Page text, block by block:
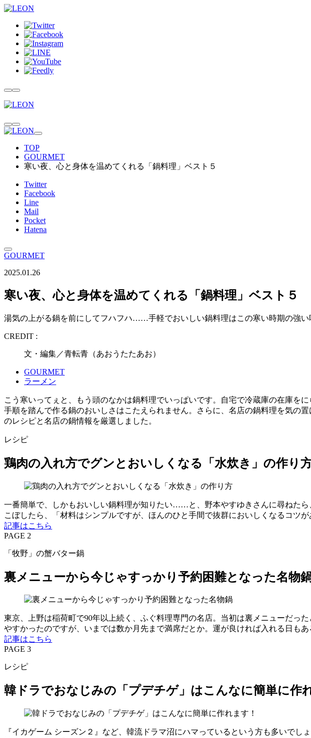
TOP
GOURMET
寒い夜、心と身体を温めてくれる「鍋料理」ベスト５
Twitter
Facebook
Line
Mail
Pocket
Hatena
GOURMET
2025.01.26
寒い夜、心と身体を温めてくれる「鍋料理」ベスト５
湯気の上がる鍋を前にしてフハフハ……手軽でおいしい鍋料理はこの寒い時期の強い
CREDIT :
文・編集／青転青（あおうたたあお）
GOURMET
ラーメン
こう寒いってぇと、もう頭のなかは鍋料理でいっぱいです。自宅で冷蔵庫の在庫を
手順を踏んで作る鍋のおいしさはこたえられません。さらに、名店の鍋料理を気の
のレシピと名店の鍋情報を厳選しました。
レシピ
鶏肉の入れ方でグンとおいしくなる「水炊き」の作り
一番簡単で、しかもおいしい鍋料理が知りたい……と、野本やすゆきさんに尋ねた
こぼしたら、「材料はシンプルですが、ほんのひと手間で抜群においしくなるコツ
記事はこちら
PAGE 2
「牧野」の蟹バター鍋
裏メニューから今じゃすっかり予約困難となった名物
東京、上野は稲荷町で90年以上続く、ふぐ料理専門の名店。当初は裏メニューだっ
やすかったのですが、いまでは数か月先まで満席だとか。運が良ければ入れる日も
記事はこちら
PAGE 3
レシピ
韓ドラでおなじみの「プデチゲ」はこんなに簡単に作
『イカゲーム シーズン２』など、韓流ドラマ沼にハマっているという方も多いで